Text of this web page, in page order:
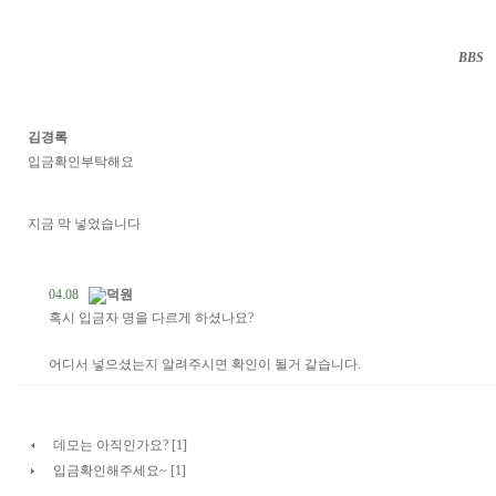
BBS
김경록
입금확인부탁해요
지금 막 넣었습니다
04.08
덕원
혹시 입금자 명을 다르게 하셨나요?
어디서 넣으셨는지 알려주시면 확인이 될거 같습니다.
데모는 아직인가요? [1]
입금확인해주세요~ [1]